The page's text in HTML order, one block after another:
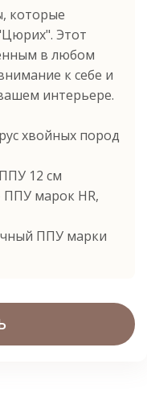
которые
Этот
в любом
к себе и
интерьере.
хвойных пород
12 см
⁠ППУ марок HR,
ППУ марки